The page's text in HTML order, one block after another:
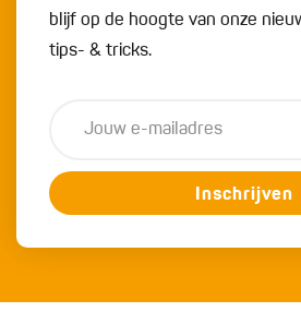
blijf op de hoogte van onze
tips- & tricks.
Inschrijven